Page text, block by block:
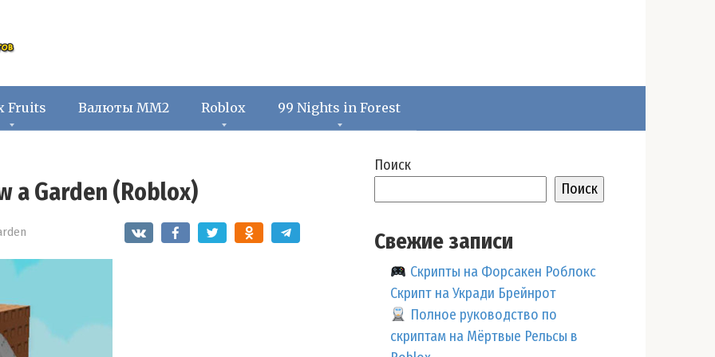
Fruits Валюты ММ2 Roblox 99 Nights in Forest
a Garden (Roblox)
Поиск
Поиск
Свежие записи
Скрипты на Форсакен Роблокс
Скрипт на Укради Брейнрот
Полное руководство по
скриптам на Мёртвые Рельсы в